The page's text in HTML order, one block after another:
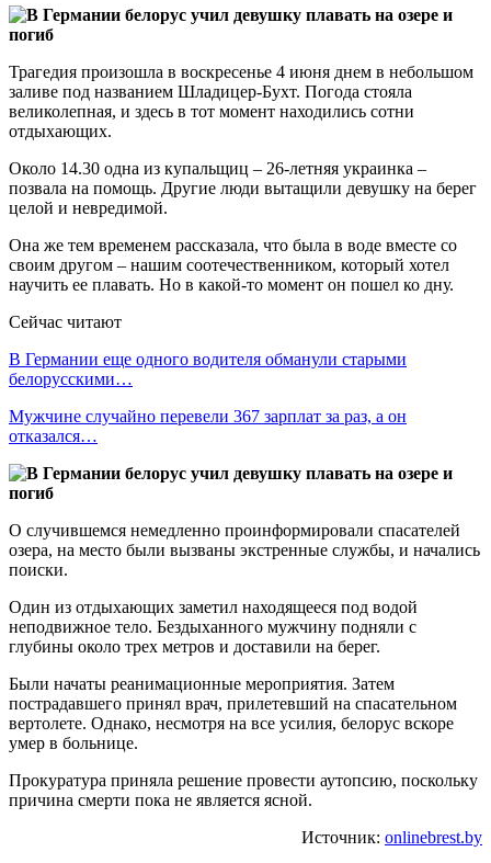
Трагедия произошла в воскресенье 4 июня днем в небольшом
заливе под названием Шладицер-Бухт. Погода стояла
великолепная, и здесь в тот момент находились сотни
отдыхающих.
Около 14.30 одна из купальщиц – 26-летняя украинка –
позвала на помощь. Другие люди вытащили девушку на берег
целой и невредимой.
Она же тем временем рассказала, что была в воде вместе со
своим другом – нашим соотечественником, который хотел
научить ее плавать. Но в какой-то момент он пошел ко дну.
Сейчас читают
В Германии еще одного водителя обманули старыми
белорусскими…
Мужчине случайно перевели 367 зарплат за раз, а он
отказался…
О случившемся немедленно проинформировали спасателей
озера, на место были вызваны экстренные службы, и начались
поиски.
Один из отдыхающих заметил находящееся под водой
неподвижное тело. Бездыханного мужчину подняли с
глубины около трех метров и доставили на берег.
Были начаты реанимационные мероприятия. Затем
пострадавшего принял врач, прилетевший на спасательном
вертолете. Однако, несмотря на все усилия, белорус вскоре
умер в больнице.
Прокуратура приняла решение провести аутопсию, поскольку
причина смерти пока не является ясной.
Источник: onlinebrest.by